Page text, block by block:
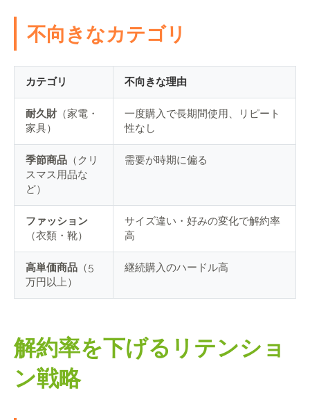
不向きなカテゴリ
カテゴリ 不向きな理由
耐久財（家電・
家具）
一度購入で長期間使用、リピート
性なし
季節商品 （クリ
スマス用品な
ど）
需要が時期に偏る
ファッション
（衣類・靴）
サイズ違い・好みの変化で解約率
高
高単価商品 （5
万円以上）
継続購入のハードル高
解約率を下げるリテンショ
ン戦略